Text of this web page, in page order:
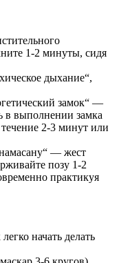
1-2 минуты, сидя
дыхание“,
замок“ —
в выполнении замка
2-3 минут или
— жест
позу 1-2
практикуя
начать делать